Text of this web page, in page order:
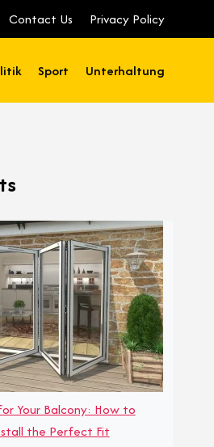
Contact Us Privacy Policy
Sport Unterhaltung
Your Balcony: How to
the Perfect Fit